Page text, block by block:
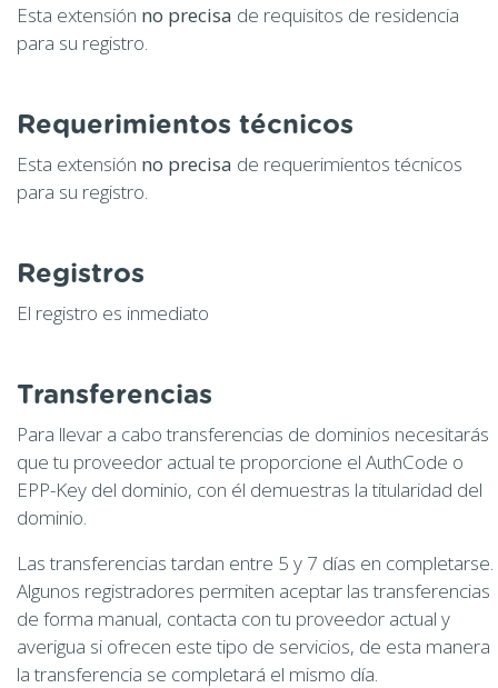
Esta extensión no precisa de requisitos de residencia
para su registro.
Requerimientos técnicos
Esta extensión no precisa de requerimientos técnicos
para su registro.
Registros
El registro es inmediato
Transferencias
Para llevar a cabo transferencias de dominios necesitarás
que tu proveedor actual te proporcione el AuthCode o
EPP-Key del dominio, con él demuestras la titularidad del
dominio.
Las transferencias tardan entre 5 y 7 días en completarse.
Algunos registradores permiten aceptar las transferencias
de forma manual, contacta con tu proveedor actual y
averigua si ofrecen este tipo de servicios, de esta manera
la transferencia se completará el mismo día.